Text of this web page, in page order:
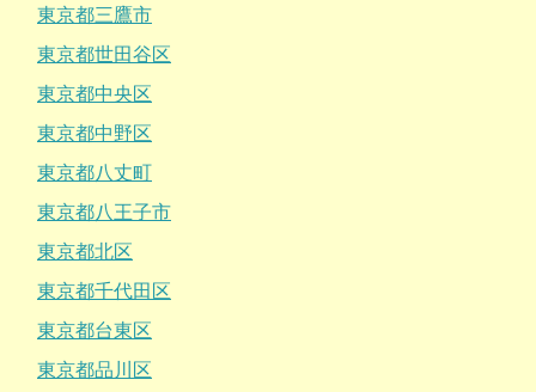
東京都三鷹市
東京都世田谷区
東京都中央区
東京都中野区
東京都八丈町
東京都八王子市
東京都北区
東京都千代田区
東京都台東区
東京都品川区